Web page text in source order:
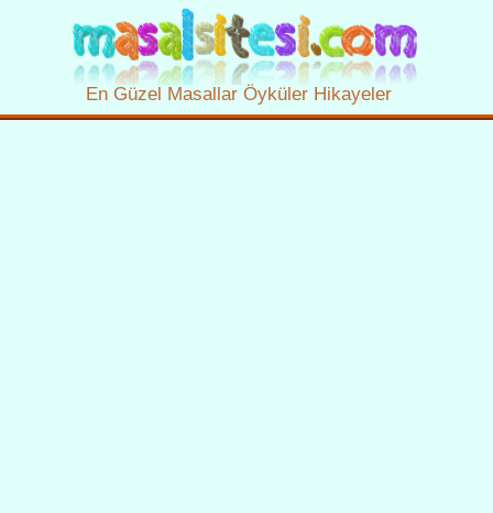
En Güzel Masallar Öyküler Hikayeler